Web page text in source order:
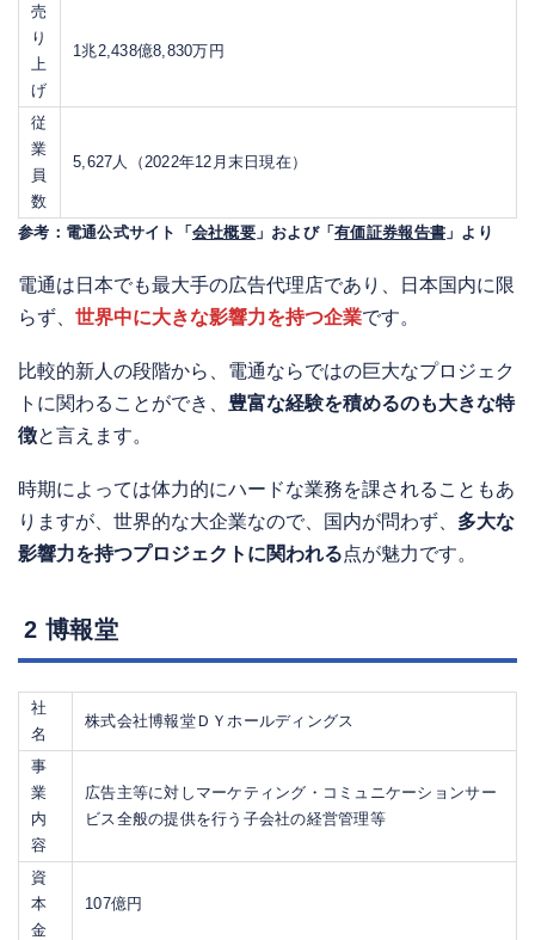
売
り
上
げ
1兆2,438億8,830万円
従
業
員
数
5,627人（2022年12月末日現在）
参考：電通公式サイト「会社概要」および「有価証券報告書 」より
電通は日本でも最大手の広告代理店であり、日本国内に限
らず、 世界中に大きな影響力を持つ企業です。
比較的新人の段階から、電通ならではの巨大なプロジェク
トに関わることができ、 豊富な経験を積めるのも大きな特
徴と言えます。
時期によっては体力的にハードな業務を課されることもあ
りますが、世界的な大企業なので、国内が問わず、 多大な
影響力を持つプロジェクトに関われる点が魅力です。
2 博報堂
社
名
株式会社博報堂ＤＹホールディングス
事
業
内
容
広告主等に対しマーケティング・コミュニケーションサー
ビス全般の提供を行う子会社の経営管理等
資
本
金
107億円